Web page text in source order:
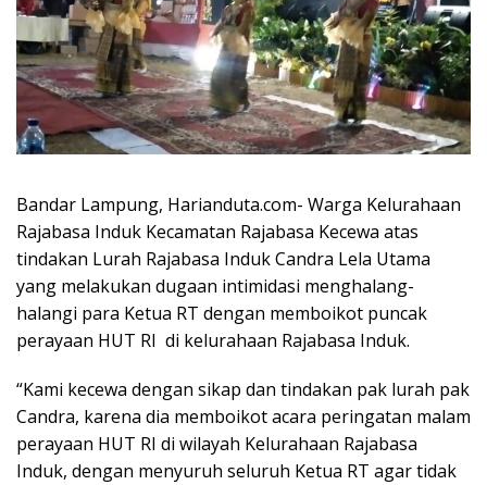
Bandar Lampung, Harianduta.com- Warga Kelurahaan
Rajabasa Induk Kecamatan Rajabasa Kecewa atas
tindakan Lurah Rajabasa Induk Candra Lela Utama
yang melakukan dugaan intimidasi menghalang-
halangi para Ketua RT dengan memboikot puncak
perayaan HUT RI di kelurahaan Rajabasa Induk.
“Kami kecewa dengan sikap dan tindakan pak lurah pak
Candra, karena dia memboikot acara peringatan malam
perayaan HUT RI di wilayah Kelurahaan Rajabasa
Induk, dengan menyuruh seluruh Ketua RT agar tidak